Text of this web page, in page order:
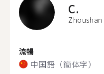
C.
Zhoushan
流暢
中国語（簡体字）